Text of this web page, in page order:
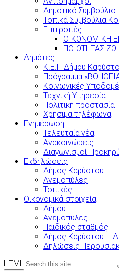
Δημοτικό Συμβούλιο
Τοπικά Συμβούλια
Επιτροπές
ΟΙΚΟΝΟΜΙΚΗ
ΠΟΙΟΤΗΤΑΣ
Δημότες
Κ.Ε.Π Δήμου
Πρόγραμμα
Κοινωνικές
Τεχνική Υπηρεσία
Πολιτική προστασία
Χρήσιμα τηλέφωνα
Ενημέρωση
Τελευταία νέα
Ανακοινώσεις
Διαγωνισμοί-
Εκδηλώσεις
Δήμος Καρύστου
Ανεμοπύλες
Τοπικές
Οικονομικά στοιχεία
Δήμου
Ανεμοπυλες
Παιδικός σταθμός
Δήμος Καρύστου –
Δηλώσεις
HTML